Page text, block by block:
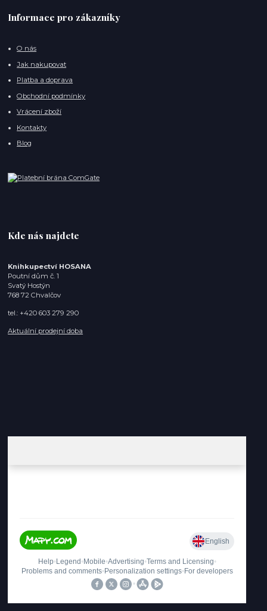
Informace pro zákazníky
O nás
Jak nakupovat
Platba a doprava
Obchodní podmínky
Vrácení zboží
Kontakty
Blog
Kde nás najdete
Knihkupectví HOSANA
Poutní dům č. 1
Svatý Hostýn
768 72 Chvalčov
tel.: +420 603 279 290
Aktuální prodejní doba